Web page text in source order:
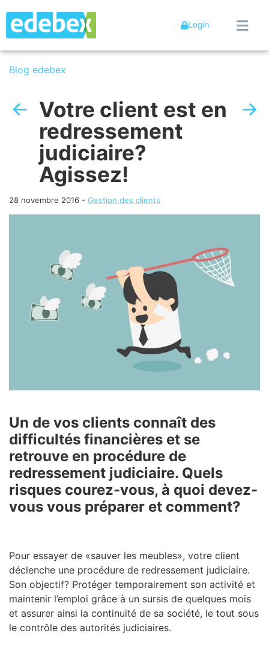
Login
Blog edebex
Votre client est en
redressement
judiciaire?
Agissez!
28 novembre 2016 - Gestion des clients
Un de vos clients connaît des
difficultés financières et se
retrouve en procédure de
redressement judiciaire. Quels
risques courez-vous, à quoi devez-
vous vous préparer et comment?
Pour essayer de «sauver les meubles», votre client
déclenche une procédure de redressement judiciaire.
Son objectif? Protéger temporairement son activité et
maintenir l’emploi grâce à un sursis de quelques mois
et assurer ainsi la continuité de sa société, le tout sous
le contrôle des autorités judiciaires.